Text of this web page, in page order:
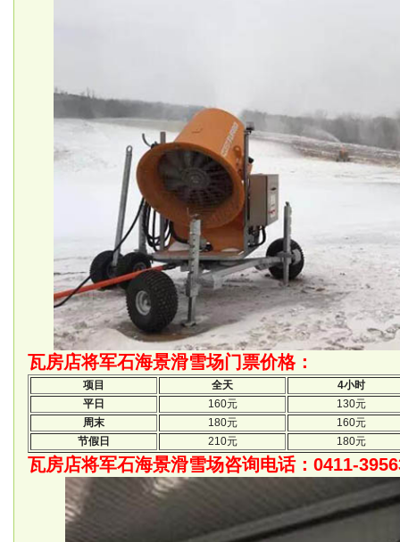
瓦房店将军石海景滑雪场门票价格：
项目 全天
4小时
平日
160元
130元
周末
180元
160元
节假日
210元 180元
瓦房店将军石海景滑雪场咨询电话：0411-